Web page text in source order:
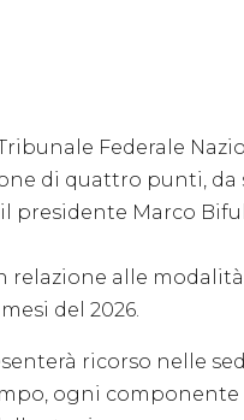
Federale
di quattro punti, da
presidente Marco
alle
del 2026.
ricorso nelle
ogni componente